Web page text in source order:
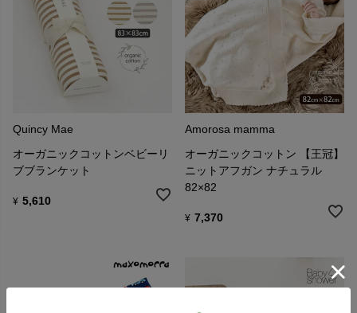
Quincy Mae
オーガニックコットンベビーリ
ブブランケット
¥ 5,610
Amorosa mamma
オーガニックコットン 【王冠】
ニットアフガン ナチュラル
82×82
¥ 7,370